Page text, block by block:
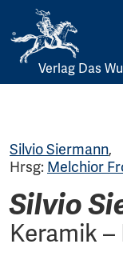
Skip
Verlag Das
Silvio Siermann,
Hrsg: Melchior
Silvio
Keramik –